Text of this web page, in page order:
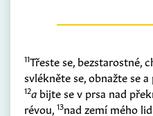
11Třeste se, bezstarostné,
svlékněte se, obnažte se
12a bijte se v prsa nad
révou, 13nad zemí mého